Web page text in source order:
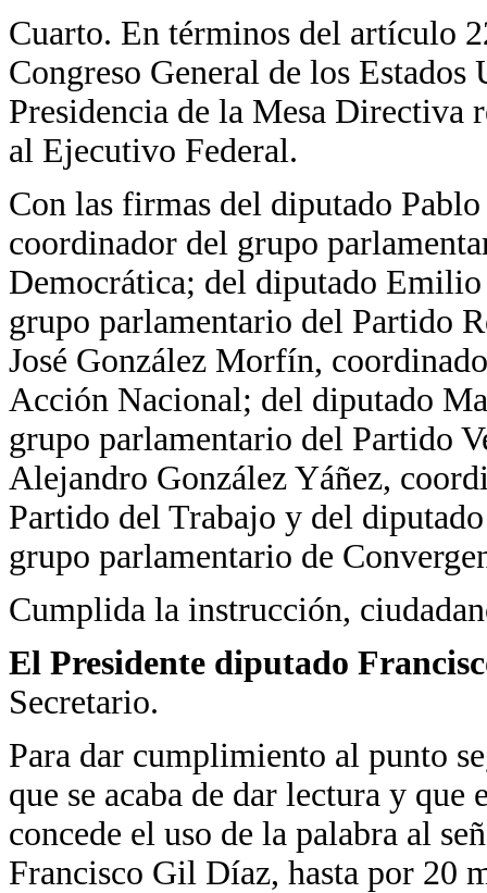
Cuarto. En términos del artículo
Congreso General de los
Presidencia de la Mesa Directiva
al Ejecutivo Federal.
Con las firmas del diputado
coordinador del grupo
Democrática; del diputado
grupo parlamentario del Partido
José González Morfín,
Acción Nacional; del diputado
grupo parlamentario del Partido
Alejandro González Yáñez,
Partido del Trabajo y del
grupo parlamentario de
Cumplida la instrucción,
El Presidente diputado
Secretario.
Para dar cumplimiento al punto
que se acaba de dar lectura y que
concede el uso de la palabra al
Francisco Gil Díaz, hasta por 20